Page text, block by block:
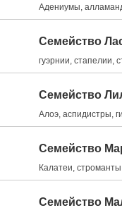
Адениумы,
Семейство
гуэрнии, стапелии,
Семейство
Алоэ, аспидистры,
Семейство
Калатеи,
Семейство